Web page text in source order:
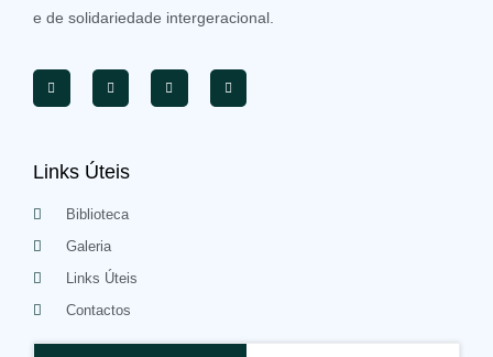
e de solidariedade intergeracional.
Links Úteis
Biblioteca
Galeria
Links Úteis
Contactos